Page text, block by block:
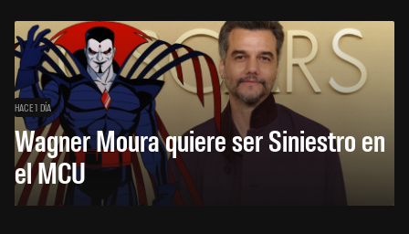
HACE 1 DÍA
Wagner Moura quiere ser Siniestro en
el MCU